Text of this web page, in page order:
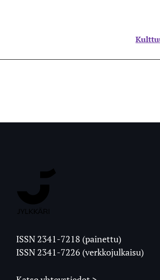
Ylioppilaslehti
ISSN 2341-7218 (painettu)
ISSN 2341-7226 (verkkojulkaisu)